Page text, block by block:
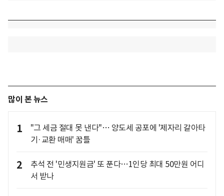
많이 본 뉴스
1
"그 세금 절대 못 낸다"… 양도세 공포에 '제자리 갈아타
기·교환 매매' 꿈틀
2
추석 전 '민생지원금' 또 푼다…1인당 최대 50만원 어디
서 받나